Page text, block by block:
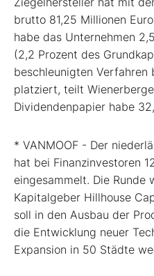
brutto 81,25 Millionen
habe das Unternehmen
(2,2 Prozent des
beschleunigten Verfahren
platziert, teilt
Dividendenpapier habe
* VANMOOF - Der
hat bei Finanzinvestoren
eingesammelt. Die Runde
Kapitalgeber Hillhouse
soll in den Ausbau der
die Entwicklung neuer
Expansion in 50 Städte